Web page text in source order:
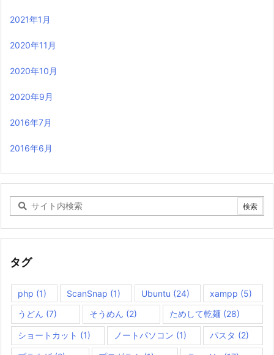
2021年1月
2020年11月
2020年10月
2020年9月
2016年7月
2016年6月
タグ
php (1) ScanSnap (1) Ubuntu (24) xampp (5)
うどん (7) そうめん (2) ためして乾麺 (28)
ショートカット (1) ノートパソコン (1) パスタ (2)